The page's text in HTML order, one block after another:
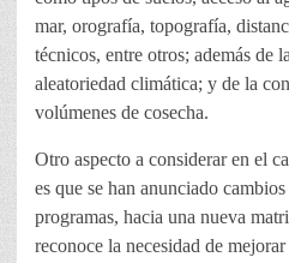
mar, orografía, topografía,
técnicos, entre otros; además de
aleatoriedad climática; y de la
volúmenes de cosecha.
Otro aspecto a considerar en el
es que se han anunciado
programas, hacia una nueva
reconoce la necesidad de